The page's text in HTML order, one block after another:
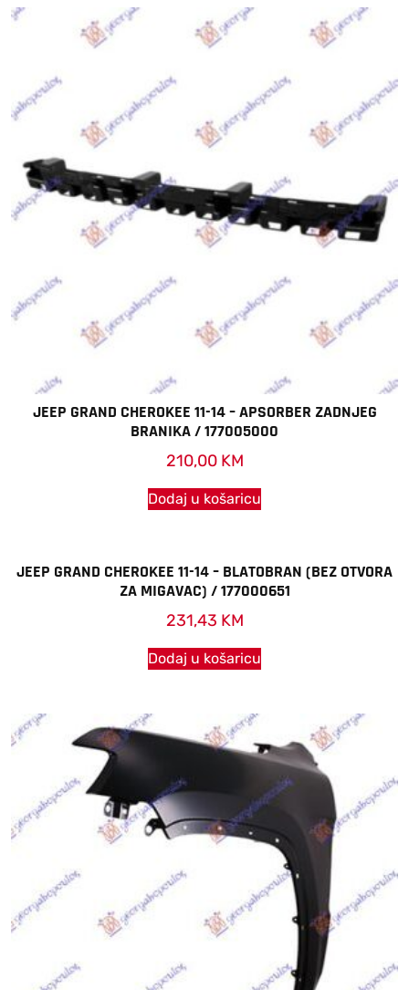
JEEP GRAND CHEROKEE 11-14 – APSORBER ZADNJEG
BRANIKA / 177005000
210,00 KM
Dodaj u košaricu
JEEP GRAND CHEROKEE 11-14 – BLATOBRAN (BEZ OTVORA
ZA MIGAVAC) / 177000651
231,43 KM
Dodaj u košaricu